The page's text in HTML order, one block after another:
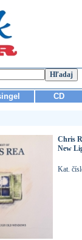
CD
Chris
New
Kat.